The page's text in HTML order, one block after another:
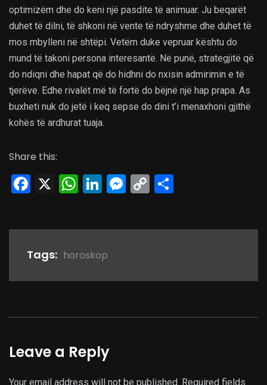
optimizëm dhe do keni një pasdite të animuar. Ju beqarët
duhet të dilni, të shkoni në vente të ndryshme dhe duhet të
mos mbylleni në shtëpi. Vetëm duke vepruar kështu do
mund të takoni persona interesantë. Në punë, strategjitë që
do ndiqni dhe hapat që do hidhni do nxisin admirimin e të
tjerëve. Edhe rivalët më të fortë do bëjnë një hap prapa. As
buxheti nuk do jetë i keq sepse do dini t’i menaxhoni gjithë
kohës të ardhurat tuaja.
Share this:
Facebook
X WhatsApp
LinkedIn
Messenger
Copy
Link
Tags: horoskop
Leave a Reply
Your email address will not be published. Required fields